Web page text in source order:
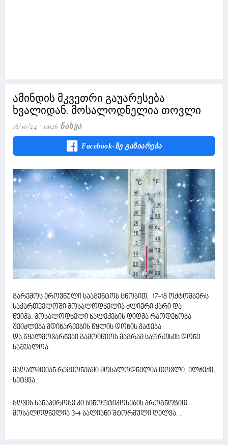
ამინდის მკვეთრი გაუარესება
ხვალიდან. მოსალოდნელია თოვლი
16/10/24 11626 Ნახვა
Facebook-Ზე Გაზიარება
გარემოს ეროვნული სააგენტოს ცნობით, 17-18 ოქტომბერს
საქართველოში მოსალოდნელია ძლიერი ქარი და
წვიმა. მოსალოდნელი ნალექების დიდმა რაოდენობა
შეიძლება მდინარეების წყლის დონის მატება
და წყალმოვარნები გამოიწიოს მაგრამ საფრთხის დონე
საშუალოა.
მაღალმთიან რეგიონებში მოსალოდნელია თოვლი, ელჭექი,
სეტყვა.
ზღვის სანაპიროზე კი სინოფტიკოსების პროგნოზით
მოსალოდნელია 3-4 ბალიანი შტორმული ღელვა. .